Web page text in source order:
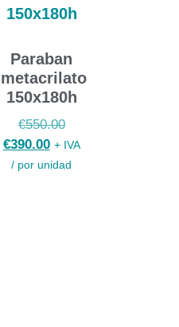
Paraban
metacrilato
150x180h
€550.00
€390.00 + IVA
/ por unidad